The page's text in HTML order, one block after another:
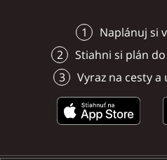
Naplánuj si
Stiahni si plán
Vyraz na cesty a